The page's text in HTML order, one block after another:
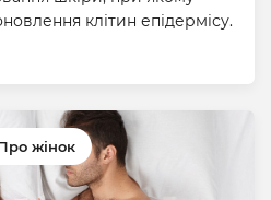
клітин епідермісу.
жінок